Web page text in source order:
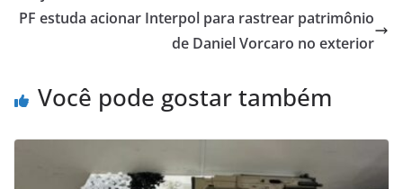
PF estuda acionar Interpol para rastrear patrimônio
de Daniel Vorcaro no exterior
Você pode gostar também